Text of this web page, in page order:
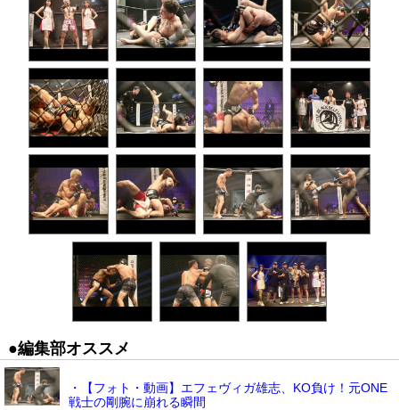
●編集部オススメ
・【フォト・動画】エフェヴィガ雄志、KO負け！元ONE
戦士の剛腕に崩れる瞬間